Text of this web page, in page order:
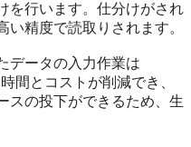
を行います。仕分けがされ
精度で読取りされます。
データの入力作業は
間とコストが削減でき、
スの投下ができるため、生